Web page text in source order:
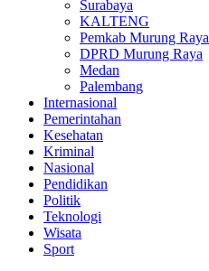
Surabaya
KALTENG
Pemkab Murung Raya
DPRD Murung Raya
Medan
Palembang
Internasional
Pemerintahan
Kesehatan
Kriminal
Nasional
Pendidikan
Politik
Teknologi
Wisata
Sport